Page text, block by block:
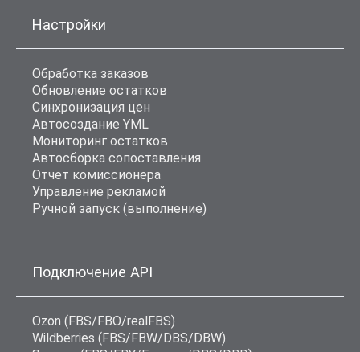
Настройки
Обработка заказов
Обновление остатков
Синхронизация цен
Автосоздание YML
Мониторинг остатков
Автосборка сопоставления
Отчет комиссионера
Управление рекламой
Ручной запуск (выполнение)
Подключение API
Ozon (FBS/FBO/realFBS)
Wildberries (FBS/FBW/DBS/DBW)